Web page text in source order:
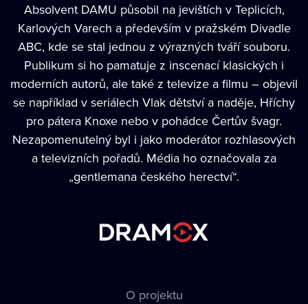
Absolvent DAMU působil na jevištích v Teplicích,
Karlových Varech a především v pražském Divadle
ABC, kde se stal jednou z výrazných tváří souboru.
Publikum si ho pamatuje z inscenací klasických i
moderních autorů, ale také z televize a filmu – objevil
se například v seriálech Vlak dětství a naděje, Hříchy
pro pátera Knoxe nebo v pohádce Čertův švagr.
Nezapomenutelný byl i jako moderátor rozhlasových
a televizních pořadů. Média ho označovala za
„gentlemana českého herectví“.
O projektu